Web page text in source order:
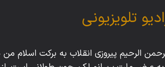
تلویزیونى
الرحيم پيروزى انقلاب به بركت اسلام